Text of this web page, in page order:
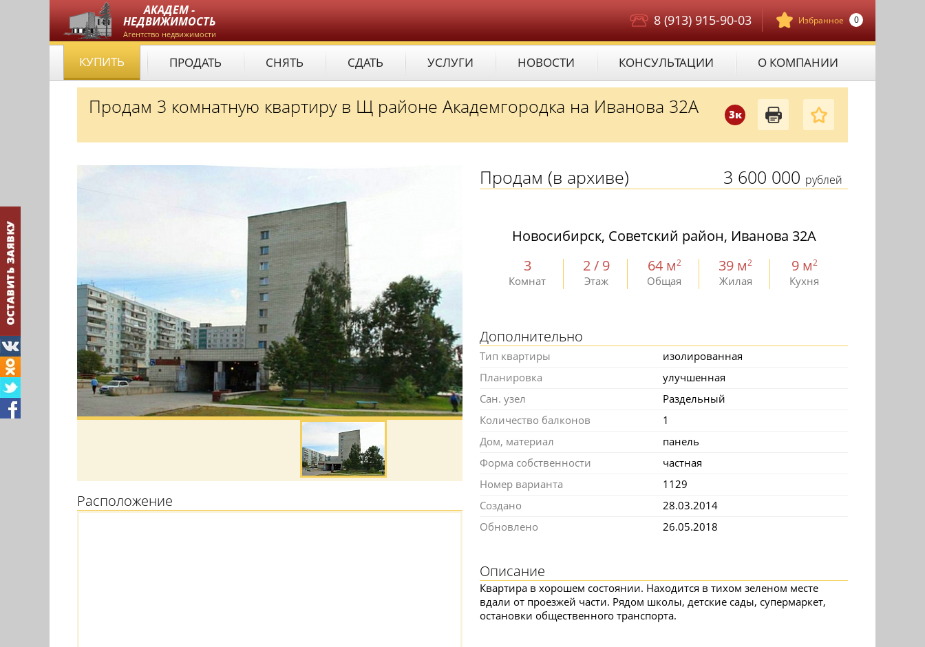
АКАДЕМ -
НЕДВИЖИМОСТЬ
Агентство недвижимости
Избранное 0
8 (913) 915-90-03
КУПИТЬ ПРОДАТЬ СНЯТЬ СДАТЬ УСЛУГИ НОВОСТИ КОНСУЛЬТАЦИИ О КОМПАНИИ
3к
Продам 3 комнатную квартиру в Щ районе Академгородка на Иванова 32А
Расположение
3 600 000 рублей
Продам (в архиве)
Новосибирск, Советский район, Иванова 32А
3
Комнат
2 / 9
Этаж
64 м2
Общая
39 м2
Жилая
9 м2
Кухня
Дополнительно
Тип квартиры
изолированная
Планировка
улучшенная
Сан. узел
Раздельный
Количество балконов
1
Дом, материал
панель
Форма собственности
частная
Номер варианта
1129
Создано
28.03.2014
Обновлено
26.05.2018
Описание
Квартира в хорошем состоянии. Находится в тихом зеленом месте
вдали от проезжей части. Рядом школы, детские сады, супермаркет,
остановки общественного транспорта.